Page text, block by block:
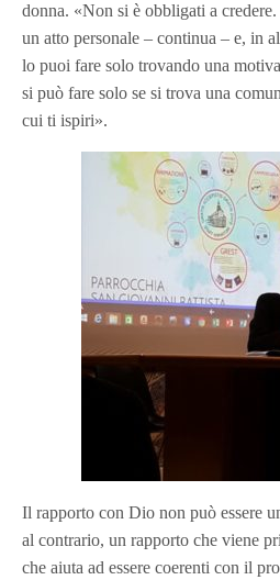
donna. «Non si è obbligati a
un atto personale – continua – e, in
lo puoi fare solo trovando una
si può fare solo se si trova una
cui ti ispiri».
Il rapporto con Dio non può essere
al contrario, un rapporto che viene
che aiuta ad essere coerenti con il